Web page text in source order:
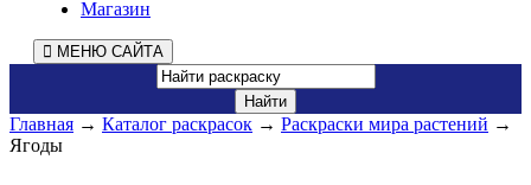
Магазин
МЕНЮ САЙТА
Главная → Каталог раскрасок → Раскраски мира растений →
Ягоды